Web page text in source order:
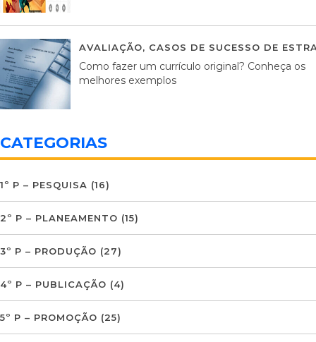
AVALIAÇÃO, CASOS DE SUCESSO DE
Como fazer um currículo original? Conheça os
melhores exemplos
CATEGORIAS
1º P – PESQUISA (16)
2º P – PLANEAMENTO (15)
3º P – PRODUÇÃO (27)
4º P – PUBLICAÇÃO (4)
5º P – PROMOÇÃO (25)